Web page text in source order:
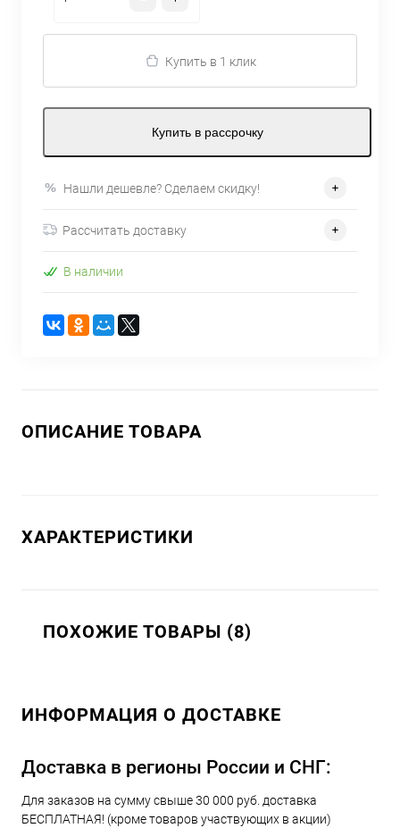
Купить в 1 клик
Купить в рассрочку
Нашли дешевле? Сделаем скидку!
Рассчитать доставку
В наличии
ОПИСАНИЕ ТОВАРА
ХАРАКТЕРИСТИКИ
ПОХОЖИЕ ТОВАРЫ (8)
ИНФОРМАЦИЯ О ДОСТАВКЕ
Доставка в регионы России и СНГ:
Для заказов на сумму свыше 30 000 руб. доставка
БЕСПЛАТНАЯ! (кроме товаров участвующих в акции)